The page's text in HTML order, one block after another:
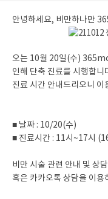
안녕하세요, 비만하나만
오는 10월 20일(수)
인해 단축 진료를 시행합니
진료 시간 안내드리오니 이
■ 날짜 : 10/20(수)
■ 진료시간 : 11시~17시
비만 시술 관련 안내 및 상
혹은 카카오톡 상담을 이용